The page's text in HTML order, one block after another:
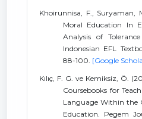
Khoirunnisa, F., Suryaman,
Moral Education In
Analysis of
Indonesian EFL
88-100. [Google
Kılıç, F. G. ve Kemiksiz, Ö.
Coursebooks for
Language Within the
Education. Pegem